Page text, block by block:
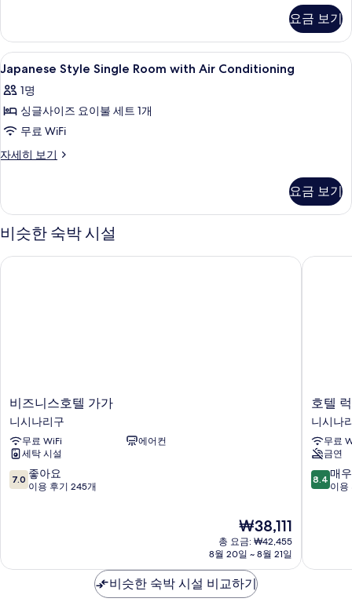
모
두
보
기
보
사
진
모
두
보
기
연
(with
A/C,
heater)
자
세
보
기
요금 보기
Japanese
Style
Single
Room
with
Air
진
모
보
12
Japanese Style Single Room with Air Conditioning
1명
싱글사이즈 요이불 세트 1개
무료 WiFi
자세히 보기
Japanese
with
Air
Conditioning
세
요금 보기
비슷한 숙박 시설
비
즈
니
스
호
텔
가
구
비즈니스호텔 가가
니시나리구
무료 WiFi
에어컨
세탁 시설
10
점
좋
7.0 좋아요
이용 후기 245개
현
재
요
₩38,111
₩38,111
총 요금: ₩42,455
8월 20일 ~ 8월 21일
비즈니스호텔 가가
호
텔
럭
키
니
시
나
호텔
니시나
무료
금연
10
점
매
8.4 매
이용
호텔 럭
비슷한 숙박 시설 비교하기